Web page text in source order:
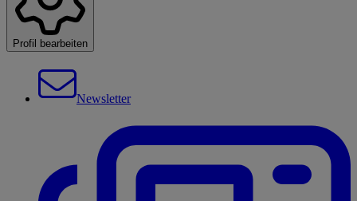
Profil bearbeiten
Newsletter